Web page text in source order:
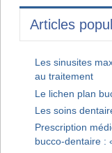
Articles
Les sinusites
au traitement
Le lichen plan
Les soins
Prescription
bucco-dentaire :